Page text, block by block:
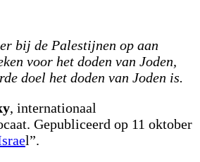
bij de Palestijnen op aan
voor het doden van Joden,
doel het doden van Joden is.
, internationaal
Gepubliceerd op 11 oktober
l”.